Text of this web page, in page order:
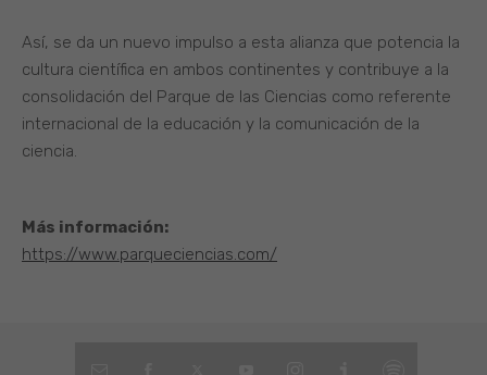
Así, se da un nuevo impulso a esta alianza que potencia la
cultura científica en ambos continentes y contribuye a la
consolidación del Parque de las Ciencias como referente
internacional de la educación y la comunicación de la
ciencia.
Más información:
https://www.parqueciencias.com/